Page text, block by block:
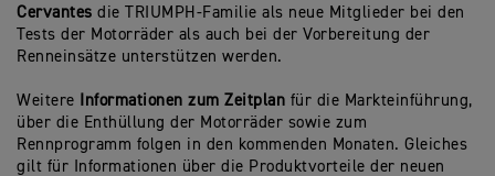
Cervantes die TRIUMPH-Familie als neue Mitglieder bei den
Tests der Motorräder als auch bei der Vorbereitung der
Renneinsätze unterstützen werden.
Weitere Informationen zum Zeitplan für die Markteinführung,
über die Enthüllung der Motorräder sowie zum
Rennprogramm folgen in den kommenden Monaten. Gleiches
gilt für Informationen über die Produktvorteile der neuen